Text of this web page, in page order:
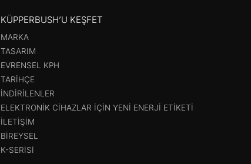
KÜPPERBUSH’U KEŞFET
MARKA
TASARIM
EVRENSEL KPH
TARIHÇE
İNDIRILENLER
ELEKTRONIK CIHAZLAR IÇIN YENI ENERJI ETIKETI
İLETIŞIM
BIREYSEL
K-SERISI